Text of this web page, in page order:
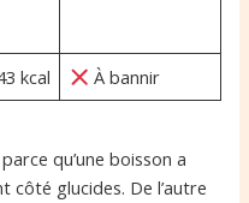
kcal À bannir
qu’une boisson a
côté glucides. De l’autre